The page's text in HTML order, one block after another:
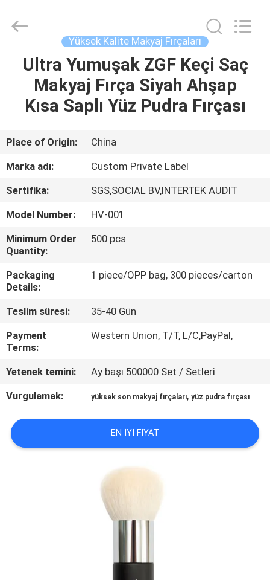
ÜRÜN:%
HAKKIMIZDA
FABRIKA
TURU
KALITE
KONTROL
SITE
HARITASI
PRIVACY
POLICY
Reserved.
Yüksek Kalite Makyaj Fırçaları
Ultra Yumuşak ZGF Keçi Saç
Makyaj Fırça Siyah Ahşap
Kısa Saplı Yüz Pudra Fırçası
Place of Origin:
China
Marka adı:
Custom Private Label
Sertifika:
SGS,SOCIAL BV,INTERTEK AUDIT
Model Number:
HV-001
Minimum Order
Quantity:
500 pcs
Packaging
Details:
1 piece/OPP bag, 300 pieces/carton
Teslim süresi:
35-40 Gün
Payment
Terms:
Western Union, T/T, L/C,PayPal,
Yetenek temini:
Ay başı 500000 Set / Setleri
Vurgulamak:
yüksek son makyaj fırçaları,yüz pudra fırçası
EN IYI FIYAT